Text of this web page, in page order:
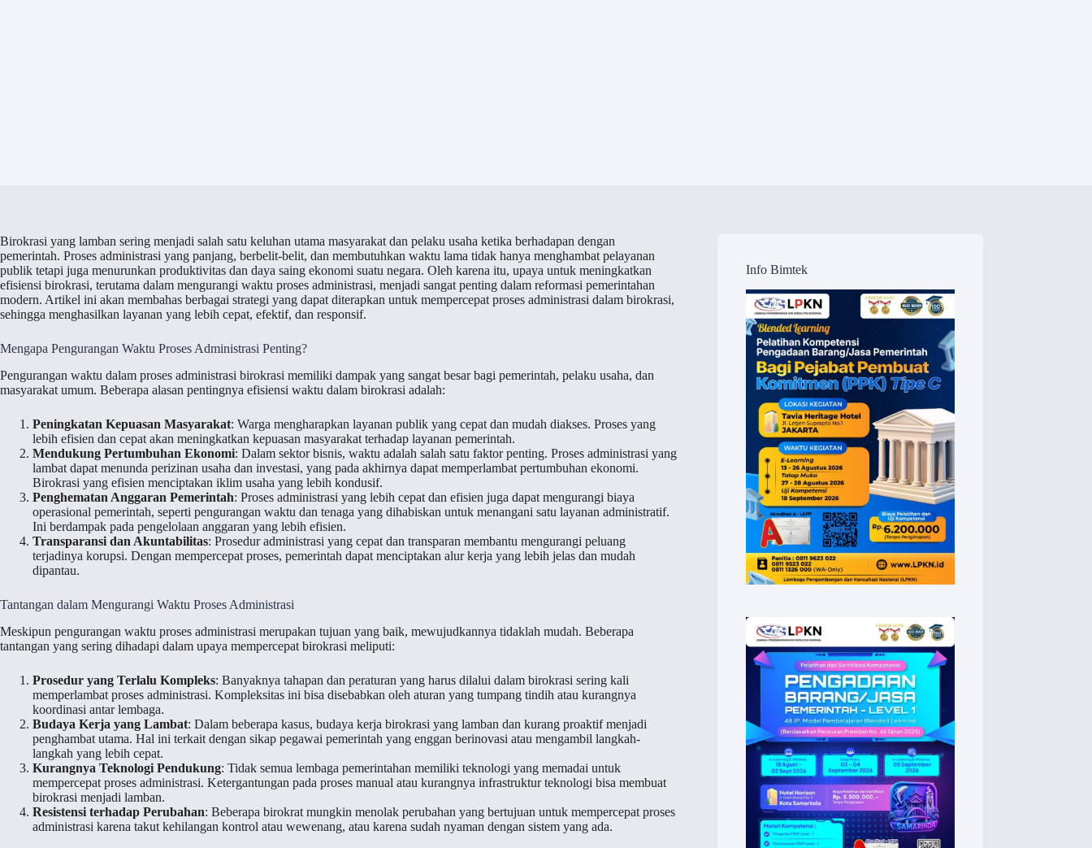
Birokrasi yang lamban sering menjadi salah satu keluhan utama masyarakat dan pelaku usaha ketika berhadapan dengan
pemerintah. Proses administrasi yang panjang, berbelit-belit, dan membutuhkan waktu lama tidak hanya menghambat pelayanan
publik tetapi juga menurunkan produktivitas dan daya saing ekonomi suatu negara. Oleh karena itu, upaya untuk meningkatkan
efisiensi birokrasi, terutama dalam mengurangi waktu proses administrasi, menjadi sangat penting dalam reformasi pemerintahan
modern. Artikel ini akan membahas berbagai strategi yang dapat diterapkan untuk mempercepat proses administrasi dalam birokrasi,
sehingga menghasilkan layanan yang lebih cepat, efektif, dan responsif.
Mengapa Pengurangan Waktu Proses Administrasi Penting?
Pengurangan waktu dalam proses administrasi birokrasi memiliki dampak yang sangat besar bagi pemerintah, pelaku usaha, dan
masyarakat umum. Beberapa alasan pentingnya efisiensi waktu dalam birokrasi adalah:
Peningkatan Kepuasan Masyarakat: Warga mengharapkan layanan publik yang cepat dan mudah diakses. Proses yang
lebih efisien dan cepat akan meningkatkan kepuasan masyarakat terhadap layanan pemerintah.
Mendukung Pertumbuhan Ekonomi: Dalam sektor bisnis, waktu adalah salah satu faktor penting. Proses administrasi yang
lambat dapat menunda perizinan usaha dan investasi, yang pada akhirnya dapat memperlambat pertumbuhan ekonomi.
Birokrasi yang efisien menciptakan iklim usaha yang lebih kondusif.
Penghematan Anggaran Pemerintah: Proses administrasi yang lebih cepat dan efisien juga dapat mengurangi biaya
operasional pemerintah, seperti pengurangan waktu dan tenaga yang dihabiskan untuk menangani satu layanan administratif.
Ini berdampak pada pengelolaan anggaran yang lebih efisien.
Transparansi dan Akuntabilitas: Prosedur administrasi yang cepat dan transparan membantu mengurangi peluang
terjadinya korupsi. Dengan mempercepat proses, pemerintah dapat menciptakan alur kerja yang lebih jelas dan mudah
dipantau.
Tantangan dalam Mengurangi Waktu Proses Administrasi
Meskipun pengurangan waktu proses administrasi merupakan tujuan yang baik, mewujudkannya tidaklah mudah. Beberapa
tantangan yang sering dihadapi dalam upaya mempercepat birokrasi meliputi:
Prosedur yang Terlalu Kompleks: Banyaknya tahapan dan peraturan yang harus dilalui dalam birokrasi sering kali
memperlambat proses administrasi. Kompleksitas ini bisa disebabkan oleh aturan yang tumpang tindih atau kurangnya
koordinasi antar lembaga.
Budaya Kerja yang Lambat: Dalam beberapa kasus, budaya kerja birokrasi yang lamban dan kurang proaktif menjadi
penghambat utama. Hal ini terkait dengan sikap pegawai pemerintah yang enggan berinovasi atau mengambil langkah-
langkah yang lebih cepat.
Kurangnya Teknologi Pendukung: Tidak semua lembaga pemerintahan memiliki teknologi yang memadai untuk
mempercepat proses administrasi. Ketergantungan pada proses manual atau kurangnya infrastruktur teknologi bisa membuat
birokrasi menjadi lamban.
Resistensi terhadap Perubahan: Beberapa birokrat mungkin menolak perubahan yang bertujuan untuk mempercepat proses
administrasi karena takut kehilangan kontrol atau wewenang, atau karena sudah nyaman dengan sistem yang ada.
Info Bimtek